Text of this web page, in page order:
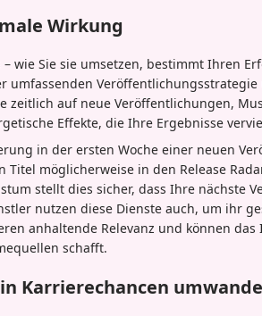
Wirkung
wie Sie sie umsetzen, bestimmt Ihren
umfassenden
zeitlich auf neue Veröffentlichungen,
Effekte, die Ihre Ergebnisse
in der ersten Woche einer neuen
möglicherweise in den Release
stellt dies sicher, dass Ihre nächste
nutzen diese Dienste auch, um ihr
anhaltende Relevanz und können
schafft.
Karrierechancen